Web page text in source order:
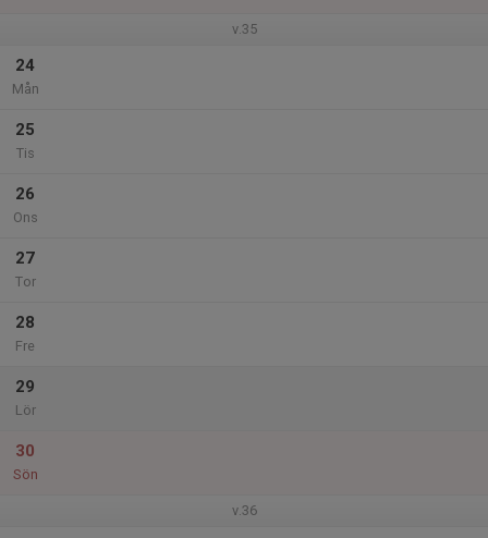
v.35
24
Mån
25
Tis
26
Ons
27
Tor
28
Fre
29
Lör
30
Sön
v.36